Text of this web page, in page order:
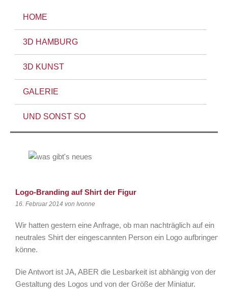
HOME
3D HAMBURG
3D KUNST
GALERIE
UND SONST SO
Logo-Branding auf Shirt der Figur
16. Februar 2014 von Ivonne
Wir hatten gestern eine Anfrage, ob man nachträglich auf ein
neutrales Shirt der eingescannten Person ein Logo aufbringen
könne.
Die Antwort ist JA, ABER die Lesbarkeit ist abhängig von der
Gestaltung des Logos und von der Größe der Miniatur.